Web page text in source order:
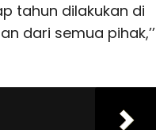
tahun dilakukan di
dari semua pihak,’’